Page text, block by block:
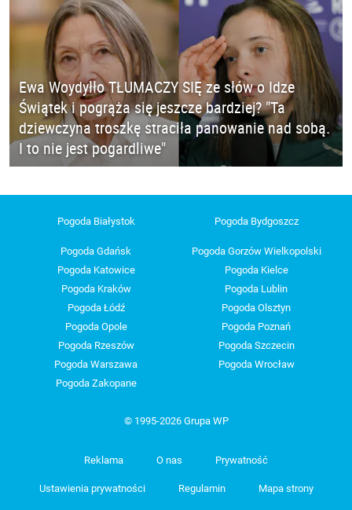
Ewa Woydyłło TŁUMACZY SIĘ ze słów o Idze
Świątek i pogrąża się jeszcze bardziej? "Ta
dziewczyna troszkę straciła panowanie nad sobą.
I to nie jest pogardliwe"
Pogoda Białystok Pogoda Bydgoszcz
Pogoda Gdańsk
Pogoda Gorzów Wielkopolski
Pogoda Katowice
Pogoda Kielce
Pogoda Kraków
Pogoda Lublin
Pogoda Łódź
Pogoda Olsztyn
Pogoda Opole
Pogoda Poznań
Pogoda Rzeszów
Pogoda Szczecin
Pogoda Warszawa
Pogoda Wrocław
Pogoda Zakopane
© 1995-2026 Grupa WP
Reklama O nas Prywatność
Ustawienia prywatności Regulamin Mapa strony